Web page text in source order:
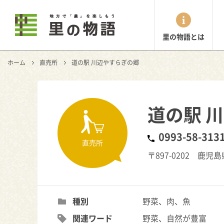
里の物語とは
ホーム 直売所 道の駅 川辺やすらぎの郷
直売所
道の駅
0993-58-
〒897-0202 鹿児島
種別
野菜、肉、魚
関連ワード
野菜、自然が豊富